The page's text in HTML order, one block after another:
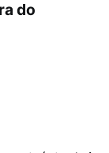
do